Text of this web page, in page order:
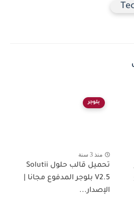
بلوجر
منذ 3 سنة
تحميل قالب حلول Solutii
V2.5 بلوجر المدفوع مجانا |
الإصدار...